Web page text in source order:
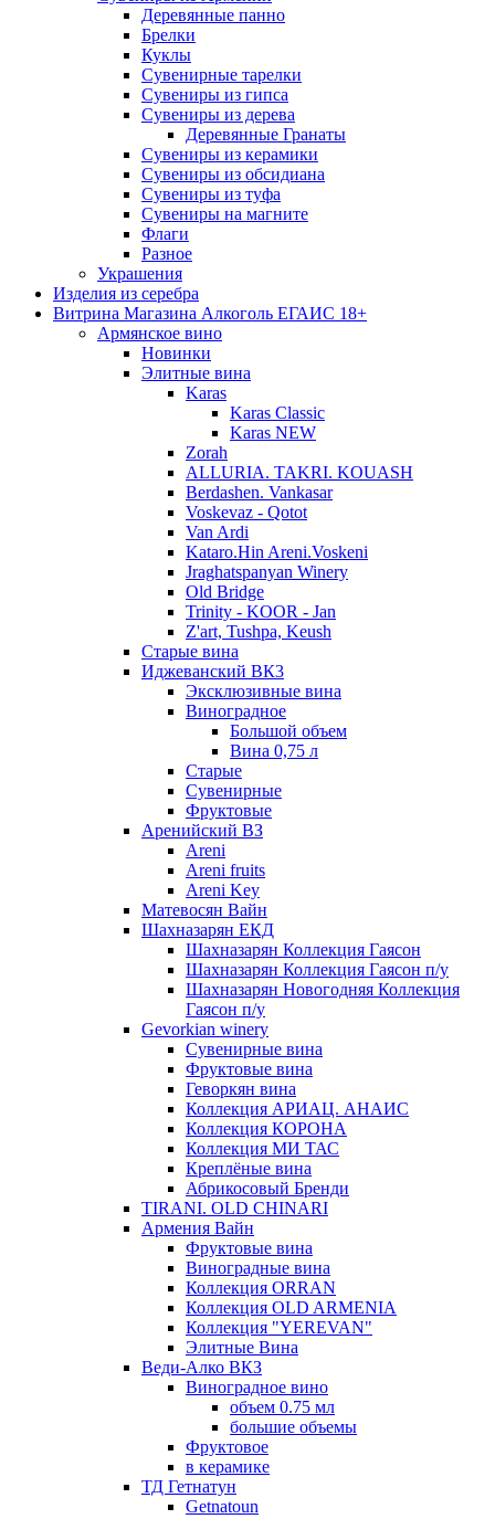
Деревянные панно
Брелки
Куклы
Сувенирные тарелки
Сувениры из гипса
Сувениры из дерева
Деревянные Гранаты
Сувениры из керамики
Сувениры из обсидиана
Сувениры из туфа
Сувениры на магните
Флаги
Разное
Украшения
Изделия из серебра
Витрина Магазина Алкоголь ЕГАИС 18+
Армянское вино
Новинки
Элитные вина
Karas
Karas Classic
Karas NEW
Zorah
ALLURIA. TAKRI. KOUASH
Berdashen. Vankasar
Voskevaz - Qotot
Van Ardi
Kataro.Hin Areni.Voskeni
Jraghatspanyan Winery
Old Bridge
Trinity - KOOR - Jan
Z'art, Tushpa, Keush
Старые вина
Иджеванский ВК3
Эксклюзивные вина
Виноградное
Большой объем
Вина 0,75 л
Старые
Сувенирные
Фруктовые
Аренийский ВЗ
Areni
Areni fruits
Areni Key
Матевосян Вайн
Шахназарян ЕКД
Шахназарян Коллекция Гаясон
Шахназарян Коллекция Гаясон п/у
Шахназарян Новогодняя Коллекция
Гаясон п/у
Gevorkian winery
Сувенирные вина
Фруктовые вина
Геворкян вина
Коллекция АРИАЦ. АНАИС
Коллекция КОРОНА
Коллекция МИ ТАС
Креплёные вина
Абрикосовый Бренди
TIRANI. OLD CHINARI
Армения Вайн
Фруктовые вина
Виноградные вина
Коллекция ORRAN
Коллекция OLD ARMENIA
Коллекция "YEREVAN"
Элитные Вина
Веди-Алко ВКЗ
Виноградное вино
объем 0.75 мл
большие объемы
Фруктовое
в керамике
ТД Гетнатун
Getnatoun